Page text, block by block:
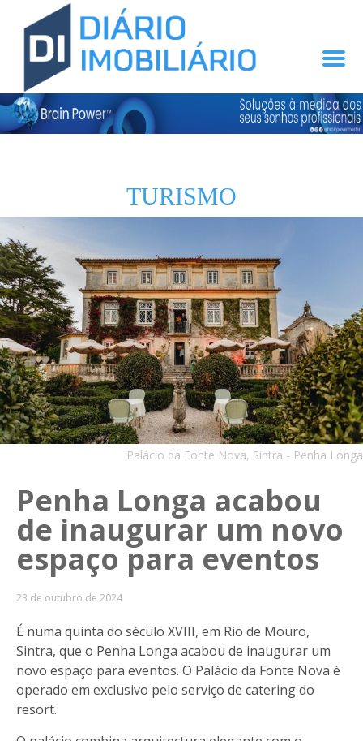
TURISMO
Palácio da Fonte Nova, Sintra - Penha Longa
Penha Longa acabou
de inaugurar um novo
espaço para eventos
23 de outubro de 2024
É numa quinta do século XVIII, em Rio de Mouro,
Sintra, que o Penha Longa acabou de inaugurar um
novo espaço para eventos. O Palácio da Fonte Nova é
operado em exclusivo pelo serviço de catering do
resort.